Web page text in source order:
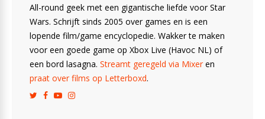
All-round geek met een gigantische liefde voor Star
Wars. Schrijft sinds 2005 over games en is een
lopende film/game encyclopedie. Wakker te maken
voor een goede game op Xbox Live (Havoc NL) of
een bord lasagna. Streamt geregeld via Mixeren
praat over films op Letterboxd.